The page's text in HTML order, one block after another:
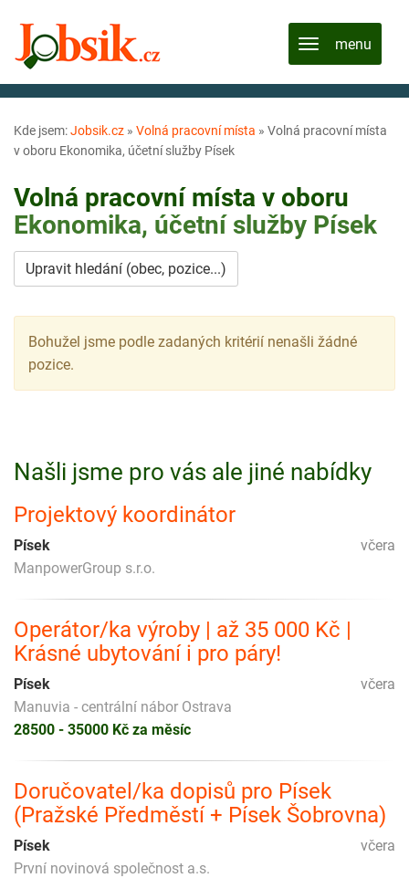
Kde jsem:Jobsik.cz » Volná pracovní místa » Volná pracovní místa
v oboru Ekonomika, účetní služby Písek
Volná pracovní místa v oboru
Ekonomika, účetní služby Písek
Upravit hledání (obec, pozice...)
Bohužel jsme podle zadaných kritérií nenašli žádné
pozice.
Našli jsme pro vás ale jiné nabídky
Projektový koordinátor
včera
Písek
ManpowerGroup s.r.o.
Operátor/ka výroby | až 35 000 Kč |
Krásné ubytování i pro páry!
včera
Písek
Manuvia - centrální nábor Ostrava
28500 - 35000 Kč za měsíc
Doručovatel/ka dopisů pro Písek
(Pražské Předměstí + Písek Šobrovna)
včera
Písek
První novinová společnost a.s.